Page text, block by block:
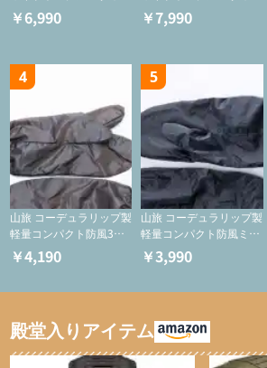
サックS【巾着/ケース】
￥6,990
サックM【巾着/ケース】
￥7,990
4
山旅 コーデュラリップ製
軽量コンパクト防風3つ
指ミトン【登山用グロー
ブ】
￥4,190
5
山旅 コーデュラリップ製
軽量コンパクト防風ミト
ン【登山用グローブ】
￥3,990
殿堂入りアイテム